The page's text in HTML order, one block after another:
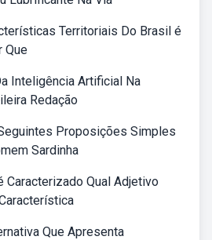
Territoriais Do Brasil é
Que
Inteligência Artificial Na
Redação
Proposições Simples
Sardinha
Caracterizado Qual Adjetivo
Que Apresenta